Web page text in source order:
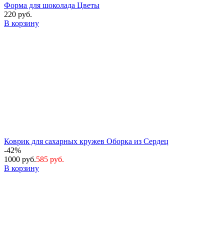
Форма для шоколада Цветы
220 руб.
В корзину
Коврик для сахарных кружев Оборка из Сердец
-42%
1000 руб.585 руб.
В корзину